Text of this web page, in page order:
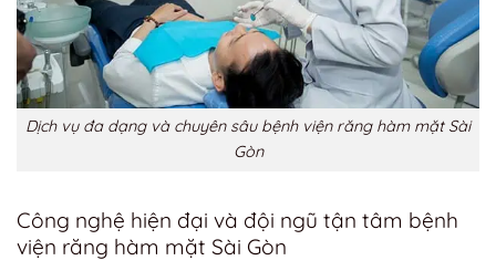
Dịch vụ đa dạng và chuyên sâu bệnh viện răng hàm mặt Sài
Gòn
Công nghệ hiện đại và đội ngũ tận tâm bệnh
viện răng hàm mặt Sài Gòn